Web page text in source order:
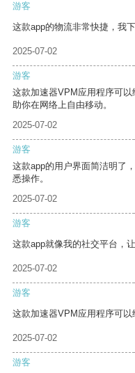
游客
这款app的物流非常快捷，我
2025-07-02
游客
这款加速器VPM应用程序可
助你在网络上自由移动。
2025-07-02
游客
这款app的用户界面简洁明了
悉操作。
2025-07-02
游客
这款app就像我的社交平台，
2025-07-02
游客
这款加速器VPM应用程序可以
2025-07-02
游客